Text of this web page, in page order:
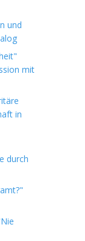
und
mit
in
durch